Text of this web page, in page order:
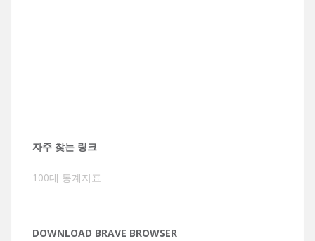
자주 찾는 링크
100대 통계지표
DOWNLOAD BRAVE BROWSER